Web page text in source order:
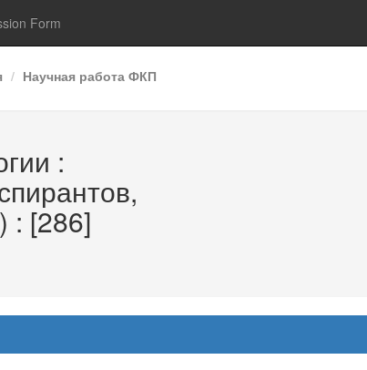
Form
Научная работа ФКП
:
: [286]